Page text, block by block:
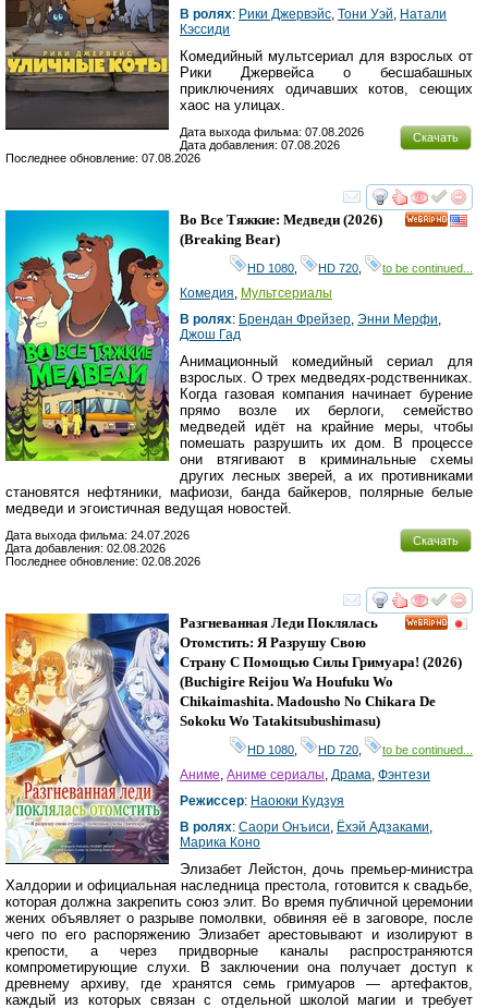
В ролях: Рики Джервэйс, Тони Уэй, Натали
Кэссиди
Комедийный мультсериал для взрослых от
Рики Джервейса о бесшабашных
приключениях одичавших котов, сеющих
хаос на улицах.
Скачать
Дата выхода фильма: 07.08.2026
Дата добавления: 07.08.2026
Последнее обновление: 07.08.2026
смотреть
Во Все Тяжкие: Медведи (2026)
(Breaking Bear)
HD 1080 HD 720 to be continued...
Комедия Мультсериалы
В ролях: Брендан Фрейзер Энни Мерфи
Джош Гад
Анимационный комедийный сериал для
взрослых. О трех медведях-родственниках.
Когда газовая компания начинает бурение
прямо возле их берлоги, семейство
медведей идёт на крайние меры, чтобы
помешать разрушить их дом. В процессе
они втягивают в криминальные схемы
других лесных зверей, а их противниками
становятся нефтяники, мафиози, банда байкеров, полярные белые
медведи и эгоистичная ведущая новостей.
Скачать
Дата выхода фильма: 24.07.2026
Дата добавления: 02.08.2026
Последнее обновление: 02.08.2026
смотреть
Разгневанная Леди Поклялась
Отомстить: Я Разрушу Свою
Страну С Помощью Силы Гримуара! (2026)
(Buchigire Reijou Wa Houfuku Wo
Chikaimashita. Madousho No Chikara De
Sokoku Wo Tatakitsubushimasu)
HD 1080 HD 720 to be continued...
Аниме Аниме сериалы Драма Фэнтези
Режиссер: Наоюки Кудзуя
В ролях: Саори Онъиси Ёхэй Адзаками
Марика Коно
Элизабет Лейстон, дочь премьер-министра
Халдории и официальная наследница престола, готовится к свадьбе,
которая должна закрепить союз элит. Во время публичной церемонии
жених объявляет о разрыве помолвки, обвиняя её в заговоре, после
чего по его распоряжению Элизабет арестовывают и изолируют в
крепости, а через придворные каналы распространяются
компрометирующие слухи. В заключении она получает доступ к
древнему архиву, где хранятся семь гримуаров — артефактов,
каждый из которых связан с отдельной школой магии и требует